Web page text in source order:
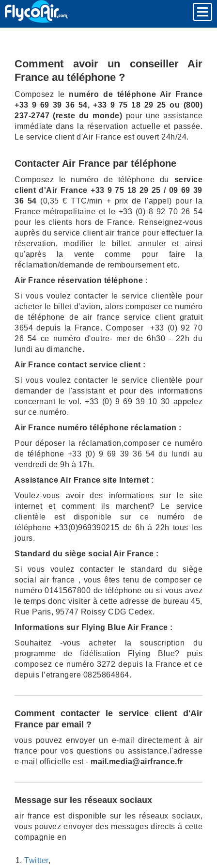
Comment avoir un conseiller Air
France au téléphone ?
Composez le numéro de téléphone Air France
+33 9 69 39 36 54,+33 9 75 18 29 25 ou (800)
237-2747 (reste du monde) pour une assistance
immédiate dans la réservation actuelle et passée.
Le service client d'Air France est ouvert 24h/24.
Contacter Air France par téléphone
Composez le numéro de téléphone du service
client d'Air France +33 9 75 18 29 25 / 09 69 39
36 54 (0,35 € TTC/min + prix de l'appel) pour la
France métropolitaine et le +33 (0) 8 92 70 26 54
pour les clients hors de France. Renseignez-vous
auprès du service client air france pour effectuer la
réservation, modifier le billet, annuler et ainsi
qu'après la vente comme pour faire la
réclamation/demande de remboursement etc.
Air France réservation téléphone :
Si vous voulez contacter le service clientèle pour
acheter le billet d'avion, alors composer ce numéro
de téléphone de air france service client gratuit
3654 depuis la France. Composer +33 (0) 92 70
26 54 ce numéro d'outre- mer de 6h30 - 22h du
lundi au dimanche.
Air France contact service client :
Si vous voulez contacter le service clientèle pour
demander de l'assistant et pour des informations
concernant le vol. +33 (0) 9 69 39 10 30 appelez
sur ce numéro.
Air France numéro téléphone réclamation :
Pour déposer la réclamation,composer ce numéro
de téléphone +33 (0) 9 69 39 36 54 du lundi au
vendredi de 9h à 17h.
Assistance Air France site Internet :
Voulez-vous avoir des informations sur le site
internet et comment ils marchent? Le service
clientèle est disponible sur ce numéro de
téléphone +33(0)969390215 de 6h à 22h tous les
jours.
Standard du siège social Air France :
Si vous voulez contacter le standard du siège
social air france , vous êtes tenu de composer ce
numéro 0141567800 de téléphone ou si vous avez
le temps donc visiter à cette adresse de bureau 45,
Rue Paris, 95747 Roissy CDG Cedex.
Informations sur Flying Blue Air France :
Souhaitez -vous acheter la souscription du
programme de fidélisation Flying Blue? puis
composez ce numéro 3272 depuis la France et ce
depuis l’etrangere 0825864864.
Comment contacter le service client d'Air
France par email ?
vous pouvez envoyer un e-mail directement à air
france pour vos questions ou assistance.l'adresse
e-mail officielle est - mail.media@airfrance.fr
Message sur les réseaux sociaux
air france est disponible sur les réseaux sociaux,
vous pouvez envoyer des messages directs à cette
compagnie en
Twitter,